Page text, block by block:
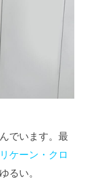
でいます。最
リケーン・クロ
るい。